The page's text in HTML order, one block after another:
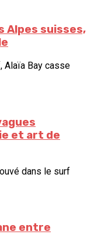
Alpes suisses,
Alaïa Bay casse
et art de
dans le surf
entre